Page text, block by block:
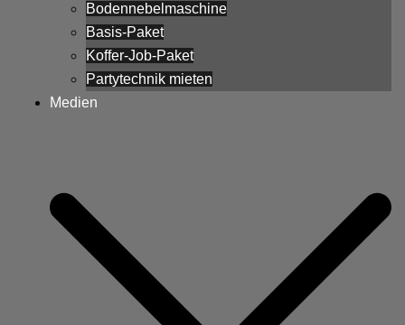
Bodennebelmaschine
Basis-Paket
Koffer-Job-Paket
Partytechnik mieten
Medien